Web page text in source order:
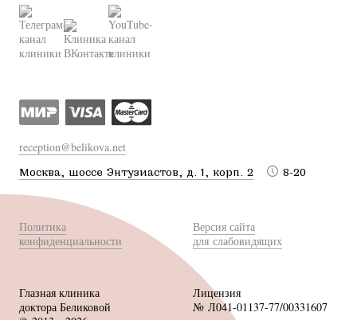
reception@belikova.net
Москва, шоссе Энтузиастов, д. 1, корп. 2 8-20
Политика
конфиденциальности
Версия сайта
для слабовидящих
Глазная клиника
доктора Беликовой
Лицензия
№ Л041-01137-77/00331607